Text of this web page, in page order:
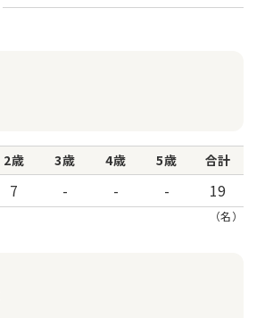
2歳 3歳 4歳 5歳 合計
7 - - - 19
（名）